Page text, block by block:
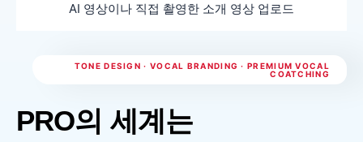
TONE DESIGN · VOCAL BRANDING · PREMIUM VOCAL
COATCHING
PRO의 세계는
AI 영상이나 직접 촬영한 소개 영상 업로드